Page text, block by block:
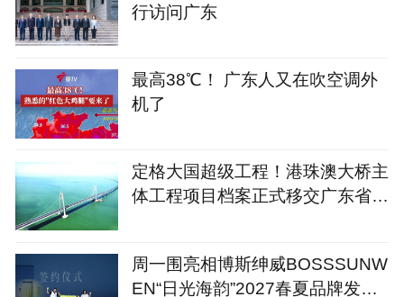
行访问广东
最高38℃！ 广东人又在吹空调外
机了
定格大国超级工程！港珠澳大桥主
体工程项目档案正式移交广东省档
周一围亮相博斯绅威BOSSSUNW
EN“日光海韵”2027春夏品牌发布